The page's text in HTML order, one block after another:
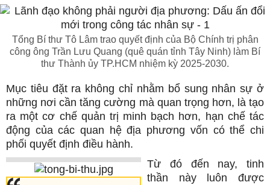
Tổng Bí thư Tô Lâm trao quyết định của Bộ Chính trị phân
công ông Trần Lưu Quang (quê quán tỉnh Tây Ninh) làm Bí
thư Thành ủy TP.HCM nhiệm kỳ 2025-2030.
Mục tiêu đặt ra không chỉ nhằm bổ sung nhân sự ở
những nơi cần tăng cường mà quan trọng hơn, là tạo
ra một cơ chế quản trị minh bạch hơn, hạn chế tác
động của các quan hệ địa phương vốn có thể chi
phối quyết định điều hành.
Từ đó đến nay, tinh
thần này luôn được